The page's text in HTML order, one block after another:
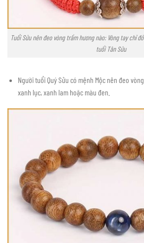
Tuổi Sửu nên đeo vòng trầm hương nào: Vòng tay chỉ
tuổi Tân Sửu
Người tuổi Quý Sửu có mệnh Mộc nên đeo
xanh lục, xanh lam hoặc màu đen.